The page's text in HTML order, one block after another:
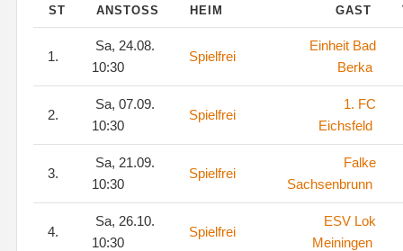
ST ANSTOSS HEIM GAST
1.
Sa, 24.08.
10:30
Spielfrei
Einheit Bad
Berka
2.
Sa, 07.09.
10:30
Spielfrei
1. FC
Eichsfeld
3.
Sa, 21.09.
10:30
Spielfrei
Falke
Sachsenbrunn
4.
Sa, 26.10.
10:30
Spielfrei
ESV Lok
Meiningen